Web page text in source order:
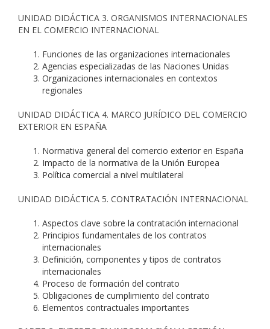
UNIDAD DIDÁCTICA 3. ORGANISMOS INTERNACIONALES
EN EL COMERCIO INTERNACIONAL
Funciones de las organizaciones internacionales
Agencias especializadas de las Naciones Unidas
Organizaciones internacionales en contextos
regionales
UNIDAD DIDÁCTICA 4. MARCO JURÍDICO DEL COMERCIO
EXTERIOR EN ESPAÑA
Normativa general del comercio exterior en España
Impacto de la normativa de la Unión Europea
Política comercial a nivel multilateral
UNIDAD DIDÁCTICA 5. CONTRATACIÓN INTERNACIONAL
Aspectos clave sobre la contratación internacional
Principios fundamentales de los contratos
internacionales
Definición, componentes y tipos de contratos
internacionales
Proceso de formación del contrato
Obligaciones de cumplimiento del contrato
Elementos contractuales importantes